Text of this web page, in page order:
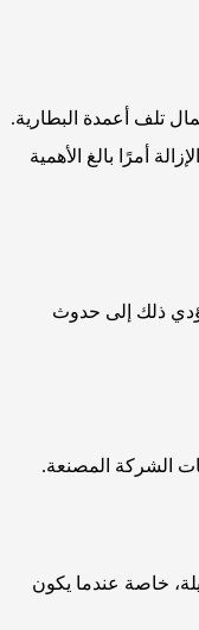
تلف أعمدة البطارية.
أمرًا بالغ الأهمية
ذلك إلى حدوث
الشركة المصنعة.
خاصة عندما يكون